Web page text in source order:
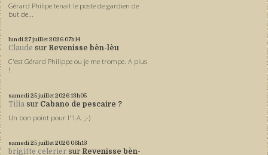
Gérard Philipe tenait le poste de gardien de
but de...
lundi 27juillet 2026 07h14
Claude sur Revenisse bèn-lèu
C'est Gérard Philippe ou je me trompe. A plus
!
samedi 25juillet 202613h05
Tilia sur Cabano de pescaire ?
Un bon point pour l''I.A. ;-)
samedi 25juillet 2026 06h13
brigitte celerier sur Revenisse bèn-